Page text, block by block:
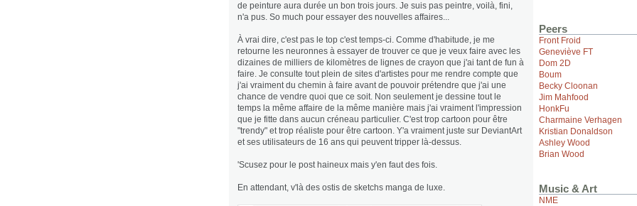
de peinture aura durée un bon trois jours. Je suis pas peintre, voilà, fini,
n'a pus. So much pour essayer des nouvelles affaires...
À vrai dire, c'est pas le top c'est temps-ci. Comme d'habitude, je me
retourne les neuronnes à essayer de trouver ce que je veux faire avec les
dizaines de milliers de kilomètres de lignes de crayon que j'ai tant de fun à
faire. Je consulte tout plein de sites d'artistes pour me rendre compte que
j'ai vraiment du chemin à faire avant de pouvoir prétendre que j'ai une
chance de vendre quoi que ce soit. Non seulement je dessine tout le
temps la même affaire de la même manière mais j'ai vraiment l'impression
que je fitte dans aucun créneau particulier. C'est trop cartoon pour être
"trendy" et trop réaliste pour être cartoon. Y'a vraiment juste sur DeviantArt
et ses utilisateurs de 16 ans qui peuvent tripper là-dessus.
'Scusez pour le post haineux mais y'en faut des fois.
En attendant, v'là des ostis de sketchs manga de luxe.
Peers
Front Froid
Geneviève FT
Dom 2D
Boum
Becky Cloonan
Jim Mahfood
HonkFu
Charmaine Verhagen
Kristian Donaldson
Ashley Wood
Brian Wood
Music & Art
NME